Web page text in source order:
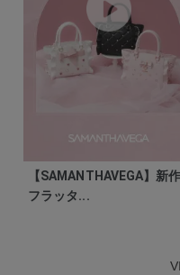
【SAMANTHAVEGA】新作
フラッタ...